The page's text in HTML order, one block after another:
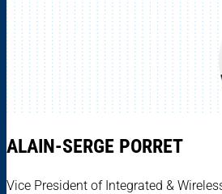
ALAIN-SERGE PORRET
Vice President of Integrated &